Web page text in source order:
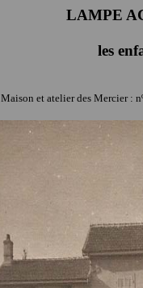
LAMPE
les
Maison et atelier des Mercier :